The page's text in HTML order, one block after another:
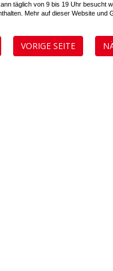
täglich von 9 bis 19 Uhr besucht
Mehr auf dieser Website und
VORIGE SEITE